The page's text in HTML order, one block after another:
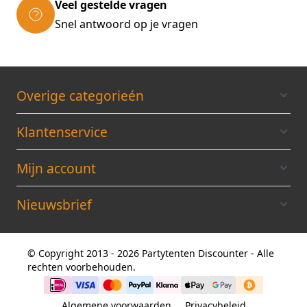
Verpakking: 5 dozen
ALLE TENTEN WORDEN GELEVERD
CERTIFICAAT
Veel gestelde vragen
Snel antwoord op je vragen
Overige categorieén
Klantenservice
Mijn account
Nieuwsbrief
© Copyright 2013 - 2026 Partytenten Discounter - Alle
rechten voorbehouden.